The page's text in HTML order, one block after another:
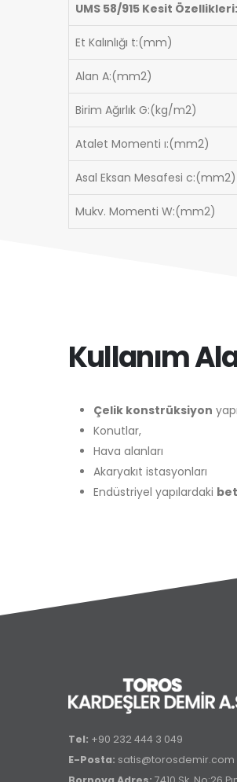
UMS 58/915 Kesit Özellikleri:
Et Kalınlığı t:(mm)
Alan A:(mm2)
Birim Ağırlık G:(kg/m2)
Atalet Momenti ı:(mm2)
Asal Eksan Mesafesi c:(mm2)
Mukv. Momenti W:(mm2)
Kullanım
Çelik konstrüksiyon
Konutlar,
Hava alanları
Akaryakıt istasyonları
Endüstriyel yapılardaki
Tel: +90 232 444 3 049
E-Posta: satis@torosdemir.com